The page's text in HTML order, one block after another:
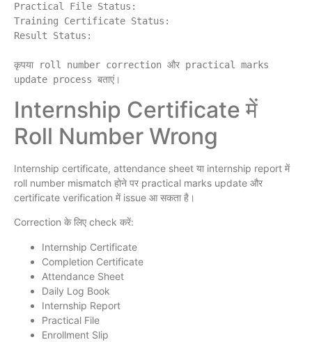
Practical File Status:
Training Certificate Status:
Result Status:
कृपया roll number correction और practical marks
Internship Certificate में
Roll Number Wrong
Internship certificate, attendance sheet या internship report में
roll number mismatch होने पर practical marks update और
certificate verification में issue आ सकता है।
Correction के लिए check करें:
Internship Certificate
Completion Certificate
Attendance Sheet
Daily Log Book
Internship Report
Practical File
Enrollment Slip